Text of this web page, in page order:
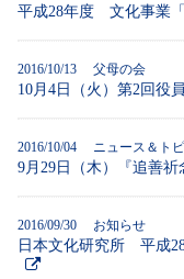
平成28年度 文化事業
2016/10/13 父母の会
10月4日（火）第2回役
2016/10/04 ニュース＆ト
9月29日（木）『追善祈
2016/09/30 お知らせ
日本文化研究所 平成